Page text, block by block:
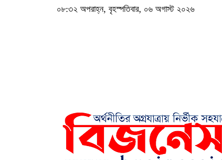
০৮:৩২ অপরাহ্ন, বৃহস্পতিবার, ০৬ অগাস্ট ২০২৬